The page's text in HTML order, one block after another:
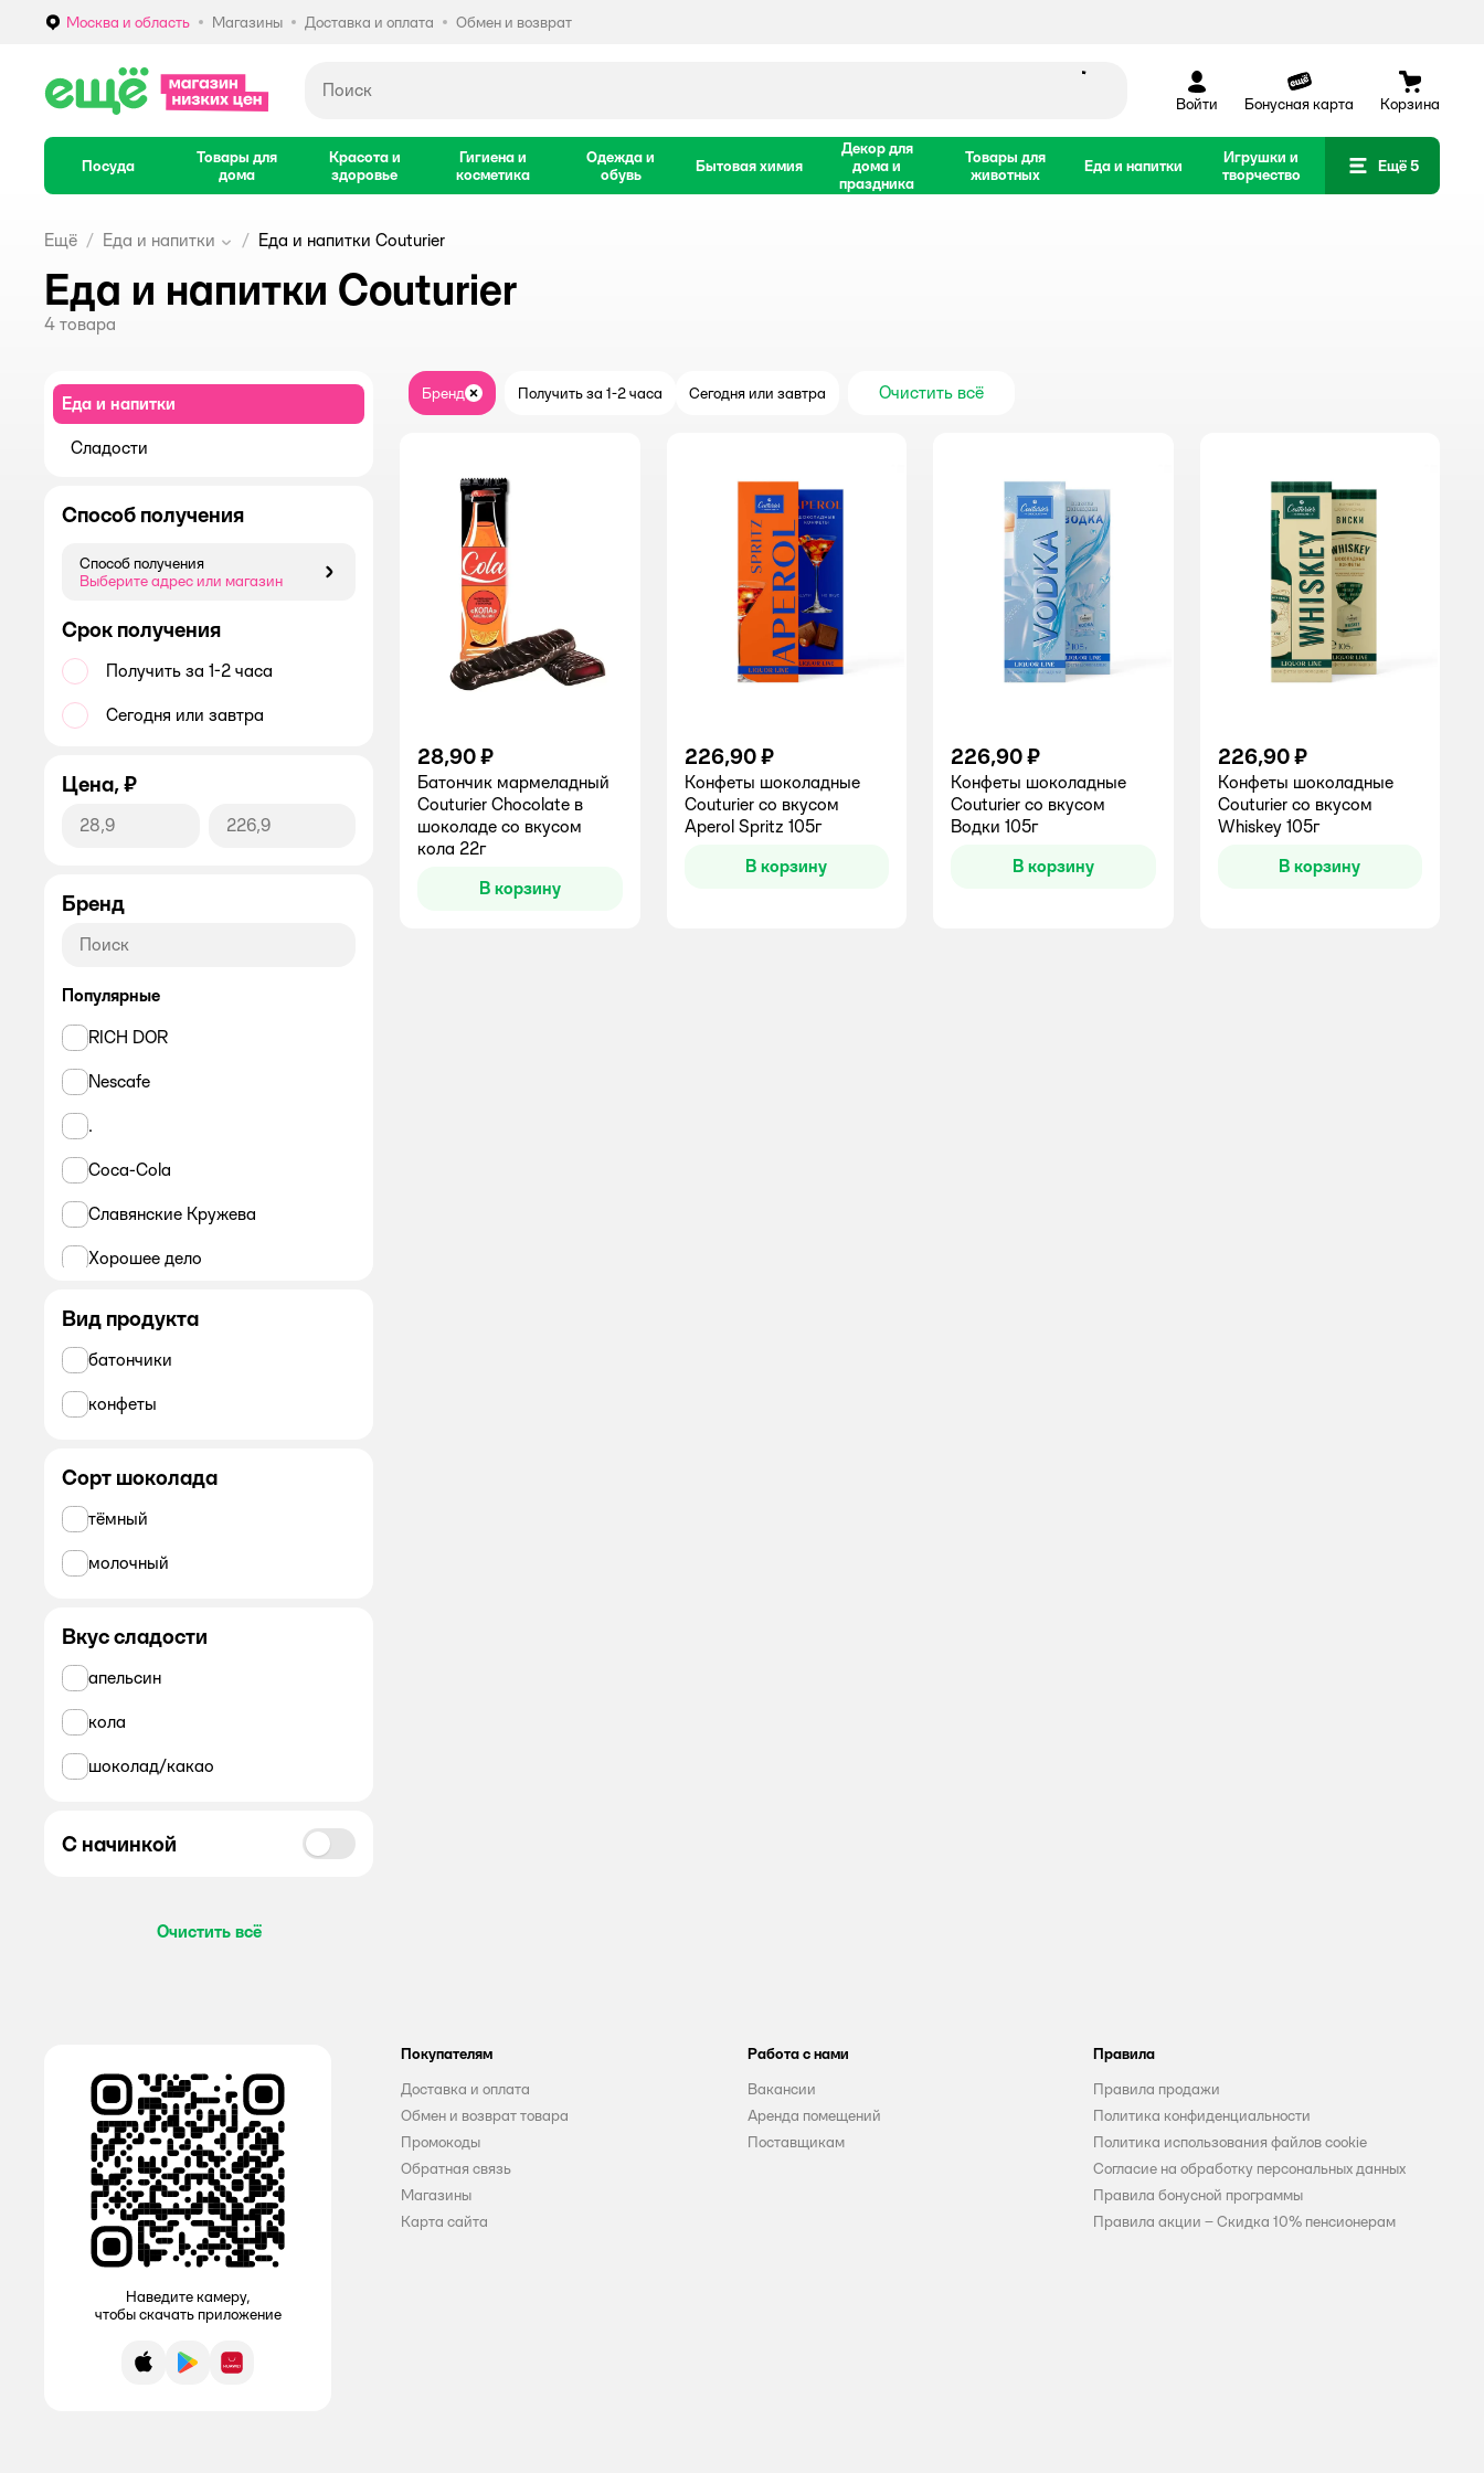
Выбор адреса доставки.
Москва и область Магазины Доставка и оплата Обмен и возврат
Войти Бонусная карта Корзина
Посуда
Товары для
дома
Красота и
здоровье
Гигиена и
косметика
Одежда и
обувь
Бытовая химия
Декор для
дома и
праздника
Товары для
животных
Еда и напитки
Игрушки и
творчество
Ещё 5
Ещё Еда и напитки Еда и напитки Couturier
Еда и напитки Couturier
4 товара
Бренд ЗакрытьПолучить за 1-2 часа Сегодня или завтра Очистить всё
28,90 ₽
Батончик мармеладный
Couturier Chocolate в
шоколаде со вкусом
кола 22г
В корзину
226,90 ₽
Конфеты шоколадные
Couturier со вкусом
Aperol Spritz 105г
В корзину
226,90 ₽
Конфеты шоколадные
Couturier со вкусом
Водки 105г
В корзину
226,90 ₽
Конфеты шоколадные
Couturier со вкусом
Whiskey 105г
В корзину
Еда и напитки
Сладости
Способ получения
Способ получения
Выберите адрес или магазин
Способ получения
Срок получения
Получить за 1-2 часа
Сегодня или завтра
Цена, ₽
Бренд
Популярные
RICH DOR
Nescafe
.
Coca-Cola
Славянские Кружева
Хорошее дело
Все
Couturier
Adrenaline
Aqua Vitamin
Barista Line
BERNLEY
Big Bon
Bionova
Bombbar
Bon Time
Вид продукта
батончики
конфеты
Сорт шоколада
тёмный
молочный
Вкус сладости
апельсин
кола
шоколад/какао
С начинкой
Очистить всё
Наведите камеру,
чтобы скачать приложение
App StoreGoogle PlayAppGallery
Покупателям
Доставка и оплата
Обмен и возврат товара
Промокоды
Обратная связь
Магазины
Карта сайта
Работа с нами
Вакансии
Аренда помещений
Поставщикам
Правила
Правила продажи
Политика конфиденциальности
Политика использования файлов cookie
Согласие на обработку персональных данных
Правила бонусной программы
Правила акции – Скидка 10% пенсионерам